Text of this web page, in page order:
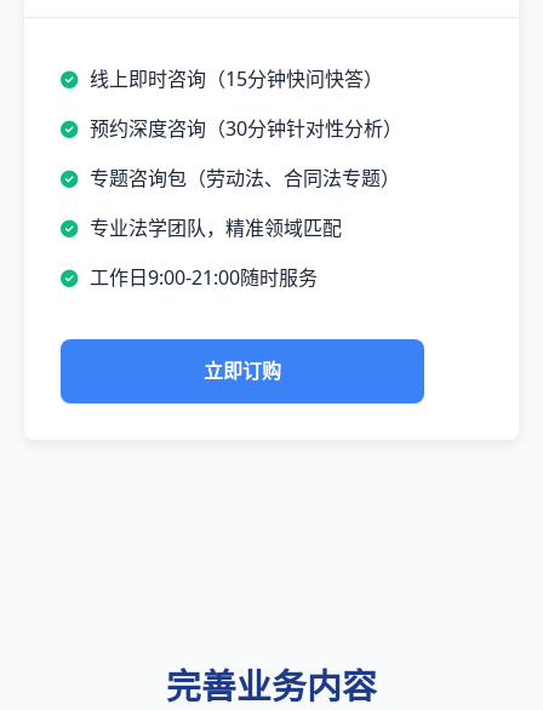
线上即时咨询（15分钟快问快答）
预约深度咨询（30分钟针对性分析）
专题咨询包（劳动法、合同法专题）
专业法学团队，精准领域匹配
工作日9:00-21:00随时服务
立即订购
完善业务内容